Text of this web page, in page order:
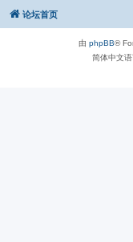
论坛首页
由 phpBB®
简体中文语